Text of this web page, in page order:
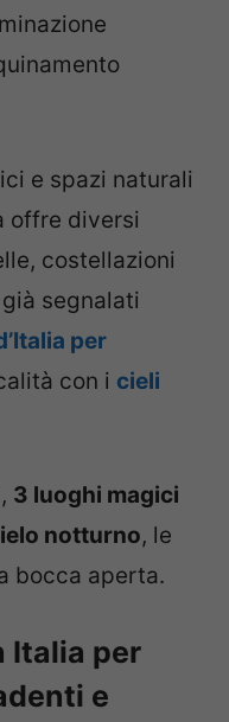
e spazi naturali
offre diversi
costellazioni
segnalati
per
con i cieli
3 luoghi magici
notturno, le
bocca aperta.
Italia per
e